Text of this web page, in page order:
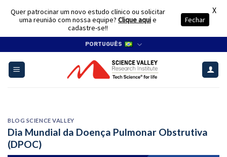
content
PORTUGUÊS
BLOG SCIENCE VALLEY
Dia Mundial da Doença Pulmonar Obstrutiva
(DPOC)
Quer patrocinar um novo estudo clínico ou solicitar
uma reunião com nossa equipe? Clique aquie
cadastre-se!!
Fechar
X